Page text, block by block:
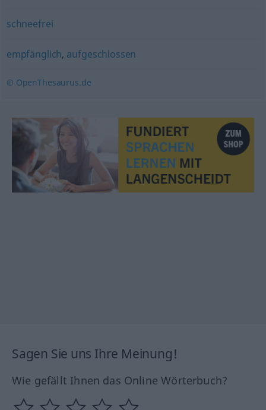
schneefrei
empfänglich, aufgeschlossen
© OpenThesaurus.de
Sagen Sie uns Ihre Meinung!
Wie gefällt Ihnen das Online Wörterbuch?